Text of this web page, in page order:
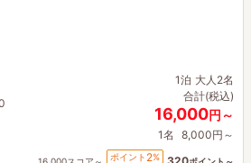
1泊 大人2名
合計(税込)
16,000円～
1名 8,000円～
ポイント 2%